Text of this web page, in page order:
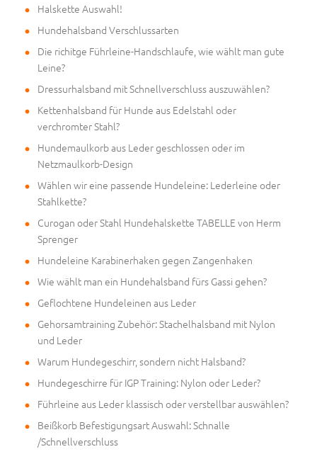
Halskette Auswahl!
Hundehalsband Verschlussarten
Die richitge Führleine-Handschlaufe, wie wählt man gute
Leine?
Dressurhalsband mit Schnellverschluss auszuwählen?
Kettenhalsband für Hunde aus Edelstahl oder
verchromter Stahl?
Hundemaulkorb aus Leder geschlossen oder im
Netzmaulkorb-Design
Wählen wir eine passende Hundeleine: Lederleine oder
Stahlkette?
Curogan oder Stahl Hundehalskette TABELLE von Herm
Sprenger
Hundeleine Karabinerhaken gegen Zangenhaken
Wie wählt man ein Hundehalsband fürs Gassi gehen?
Geflochtene Hundeleinen aus Leder
Gehorsamtraining Zubehör: Stachelhalsband mit Nylon
und Leder
Warum Hundegeschirr, sondern nicht Halsband?
Hundegeschirre für IGP Training: Nylon oder Leder?
Führleine aus Leder klassisch oder verstellbar auswählen?
Beißkorb Befestigungsart Auswahl: Schnalle
/Schnellverschluss